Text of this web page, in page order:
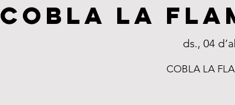
COBLA LA
ds., 04
COBLA LA